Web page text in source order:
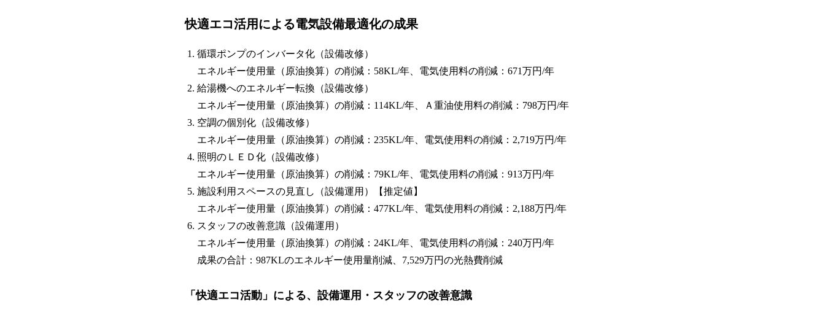
快適エコ活用による電気設備最適化の成果
循環ポンプのインバータ化（設備改修）
エネルギー使用量（原油換算）の削減：58KL/年、電気使用料の削減：671万円/年
給湯機へのエネルギー転換（設備改修）
エネルギー使用量（原油換算）の削減：114KL/年、Ａ重油使用料の削減：798万円/年
空調の個別化（設備改修）
エネルギー使用量（原油換算）の削減：235KL/年、電気使用料の削減：2,719万円/年
照明のＬＥＤ化（設備改修）
エネルギー使用量（原油換算）の削減：79KL/年、電気使用料の削減：913万円/年
施設利用スペースの見直し（設備運用）【推定値】
エネルギー使用量（原油換算）の削減：477KL/年、電気使用料の削減：2,188万円/年
スタッフの改善意識（設備運用）
エネルギー使用量（原油換算）の削減：24KL/年、電気使用料の削減：240万円/年
成果の合計：987KLのエネルギー使用量削減、7,529万円の光熱費削減
「快適エコ活動」による、設備運用・スタッフの改善意識